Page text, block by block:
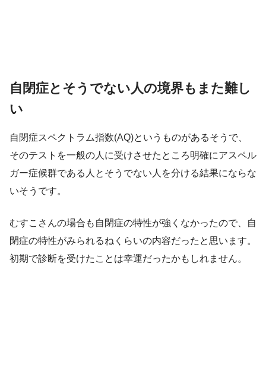
自閉症とそうでない人の境界もまた難し
い
自閉症スペクトラム指数(AQ)というものがあるそうで、
そのテストを一般の人に受けさせたところ明確にアスペル
ガー症候群である人とそうでない人を分ける結果にならな
いそうです。
むすこさんの場合も自閉症の特性が強くなかったので、自
閉症の特性がみられるねくらいの内容だったと思います。
初期で診断を受けたことは幸運だったかもしれません。